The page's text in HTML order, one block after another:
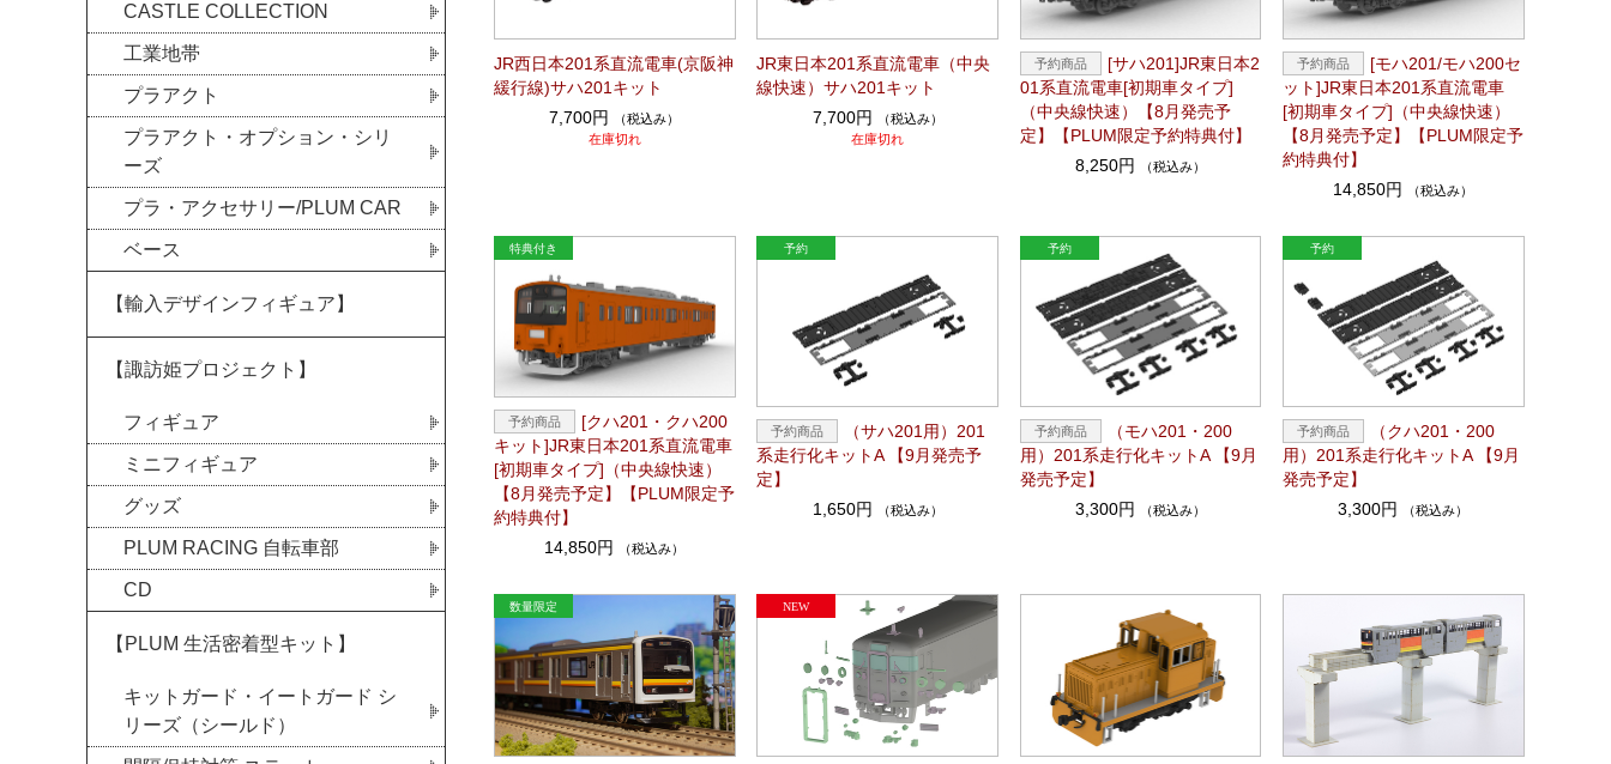
JR西日本201系直流電車(京阪神
緩行線)サハ201キット
7,700円
（税込み）
在庫切れ
JR東日本201系直流電車（中央
線快速）サハ201キット
7,700円
（税込み）
在庫切れ
[サハ201]JR東日本2
01系直流電車[初期車タイプ]
（中央線快速）【8月発売予
定】【PLUM限定予約特典付】
8,250円
（税込み）
[モハ201/モハ200セ
ット]JR東日本201系直流電車
[初期車タイプ]（中央線快速）
【8月発売予定】【PLUM限定予
約特典付】
14,850円
（税込み）
[クハ201・クハ200
キット]JR東日本201系直流電車
[初期車タイプ]（中央線快速）
【8月発売予定】【PLUM限定予
約特典付】
14,850円
（税込み）
（サハ201用）201
系走行化キットA 【9月発売予
定】
1,650円
（税込み）
（モハ201・200
用）201系走行化キットA 【9月
発売予定】
3,300円
（税込み）
（クハ201・200
用）201系走行化キットA 【9月
発売予定】
3,300円
（税込み）
CASTLE COLLECTION
工業地帯
プラアクト
プラアクト・オプション・シリ
ーズ
プラ・アクセサリー/PLUM CAR
ベース
【輸入デザインフィギュア】
【諏訪姫プロジェクト】
フィギュア
ミニフィギュア
グッズ
PLUM RACING 自転車部
CD
【PLUM 生活密着型キット】
キットガード・イートガード シ
リーズ（シールド）